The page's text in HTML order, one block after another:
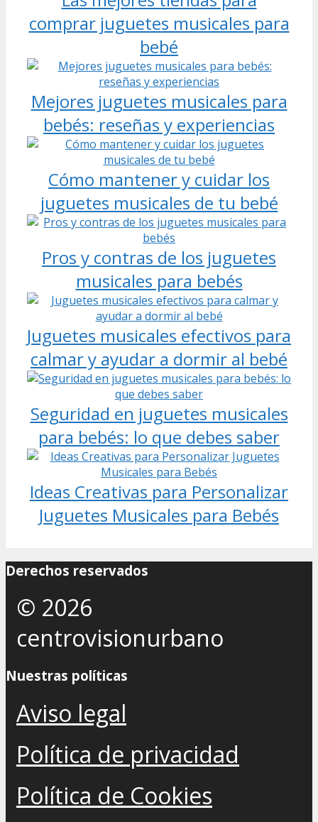
comprar juguetes musicales para
bebé
Mejores juguetes musicales para
bebés: reseñas y experiencias
Cómo mantener y cuidar los
juguetes musicales de tu bebé
Pros y contras de los juguetes
musicales para bebés
Juguetes musicales efectivos para
calmar y ayudar a dormir al bebé
Seguridad en juguetes musicales
para bebés: lo que debes saber
Ideas Creativas para Personalizar
Juguetes Musicales para Bebés
Derechos reservados
© 2026
centrovisionurbano
Nuestras políticas
Aviso legal
Política de privacidad
Política de Cookies